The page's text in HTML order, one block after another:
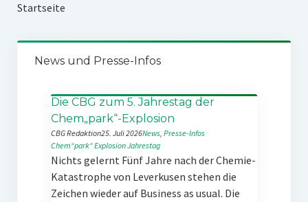
Startseite
News und Presse-Infos
Die CBG zum 5. Jahrestag der
Chem„park“-Explosion
CBG Redaktion25. Juli 2026News, Presse-Infos
Chem“park“ExplosionJahrestag
Nichts gelernt Fünf Jahre nach der Chemie-
Katastrophe von Leverkusen stehen die
Zeichen wieder auf Business as usual. Die